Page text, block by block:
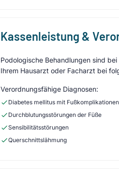
Kassenleistung &
Podologische Behandlungen sind
Ihrem Hausarzt oder Facharzt bei
Verordnungsfähige Diagnosen:
Diabetes mellitus mit Fußkomplikationen
Durchblutungsstörungen der Füße
Sensibilitätsstörungen
Querschnittslähmung